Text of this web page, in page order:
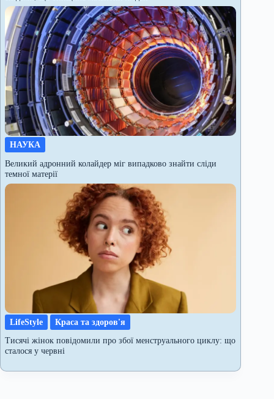
НАУКА
Великий адронний колайдер міг випадково знайти сліди
темної матерії
LifeStyle
Краса та здоров'я
Тисячі жінок повідомили про збої менструального циклу: що
сталося у червні